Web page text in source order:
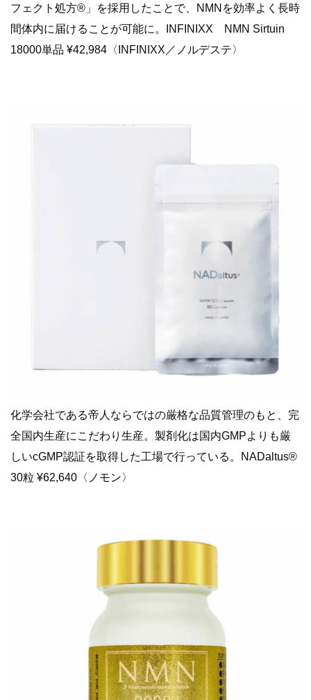
フェクト処方®︎」を採用したことで、NMNを効率よく長時
間体内に届けることが可能に。INFINIXX NMN Sirtuin
18000単品 ¥42,984〈INFINIXX／ノルデステ〉
化学会社である帝人ならではの厳格な品質管理のもと、完
全国内生産にこだわり生産。製剤化は国内GMPよりも厳
しいcGMP認証を取得した工場で行っている。NADaltus®
30粒 ¥62,640〈ノモン〉